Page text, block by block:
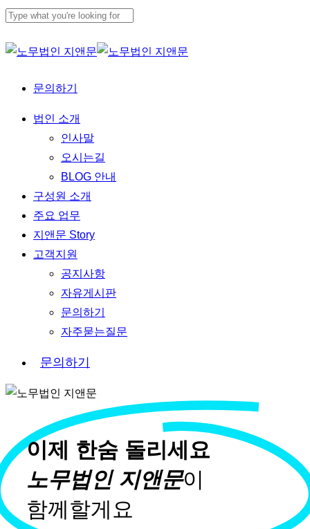
Skip
main
Close
문의하기
Menu
법인 소개
인사말
오시는길
BLOG 안내
구성원 소개
주요 업무
지앤문 Story
고객지원
공지사항
자유게시판
문의하기
자주묻는질문
문의 하기
이제 한숨 돌리세요
노무법인 지앤문이
함께할게요